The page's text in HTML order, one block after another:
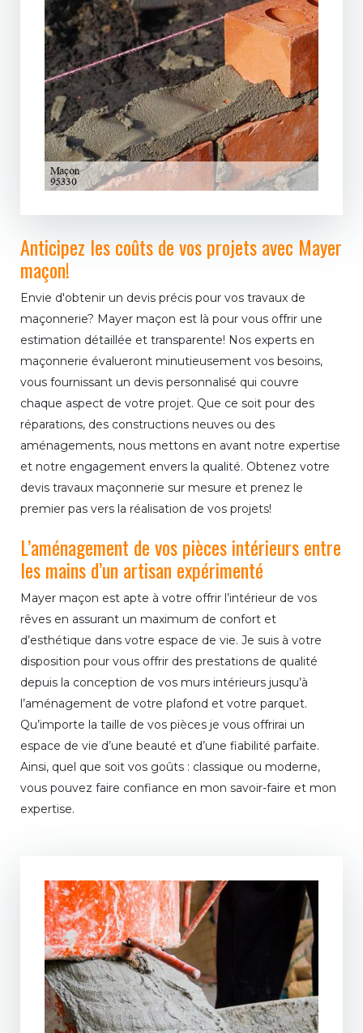
Anticipez les coûts de vos projets avec Mayer
maçon!
Envie d'obtenir un devis précis pour vos travaux de
maçonnerie? Mayer maçon est là pour vous offrir une
estimation détaillée et transparente! Nos experts en
maçonnerie évalueront minutieusement vos besoins,
vous fournissant un devis personnalisé qui couvre
chaque aspect de votre projet. Que ce soit pour des
réparations, des constructions neuves ou des
aménagements, nous mettons en avant notre expertise
et notre engagement envers la qualité. Obtenez votre
devis travaux maçonnerie sur mesure et prenez le
premier pas vers la réalisation de vos projets!
L’aménagement de vos pièces intérieurs entre
les mains d’un artisan expérimenté
Mayer maçon est apte à votre offrir l’intérieur de vos
rêves en assurant un maximum de confort et
d’esthétique dans votre espace de vie. Je suis à votre
disposition pour vous offrir des prestations de qualité
depuis la conception de vos murs intérieurs jusqu’à
l’aménagement de votre plafond et votre parquet.
Qu’importe la taille de vos pièces je vous offrirai un
espace de vie d’une beauté et d’une fiabilité parfaite.
Ainsi, quel que soit vos goûts : classique ou moderne,
vous pouvez faire confiance en mon savoir-faire et mon
expertise.